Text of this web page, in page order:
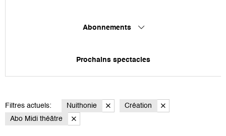
Abonnements
Prochains spectacles
Filtres actuels: Nuithonie
Création
Abo Midi théâtre